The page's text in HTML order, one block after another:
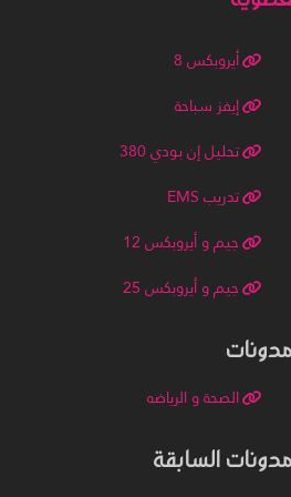
أيروبكس 8
إيفز سباحة
تحليل إن بودي 380
تدريب EMS
جيم و أيروبكس 12
جيم و أيروبكس 25
الصحة و الرياضه
السابقة